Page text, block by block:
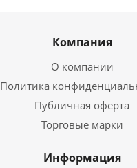
Компания
О компании
Политика
Публичная оферта
Торговые марки
Информация